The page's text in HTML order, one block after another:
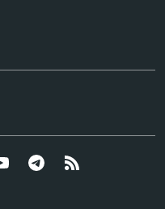
YouTube Telegram